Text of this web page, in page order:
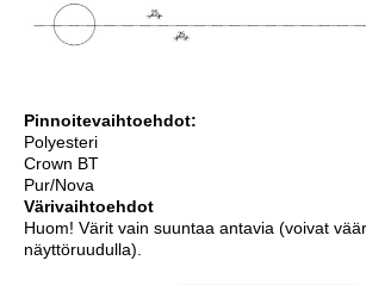
Pinnoitevaihtoehdot:
Polyesteri
Crown BT
Pur/Nova
Värivaihtoehdot
Huom! Värit vain suuntaa antavia (voivat
näyttöruudulla).